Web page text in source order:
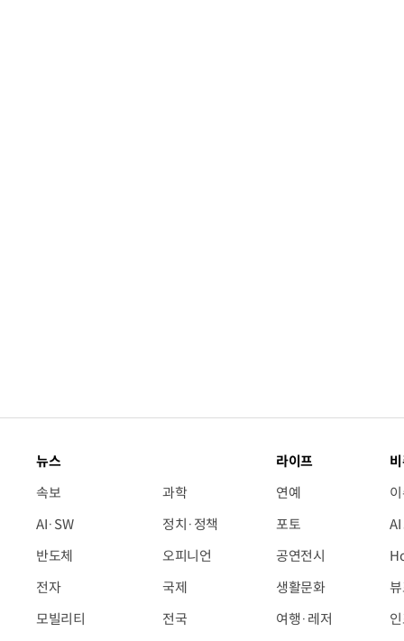
뉴스
속보
AI·SW
반도체
전자
모빌리티
과학
정치·정책
오피니언
국제
전국
라이프
연예
포토
공연전시
생활문화
여행·레저